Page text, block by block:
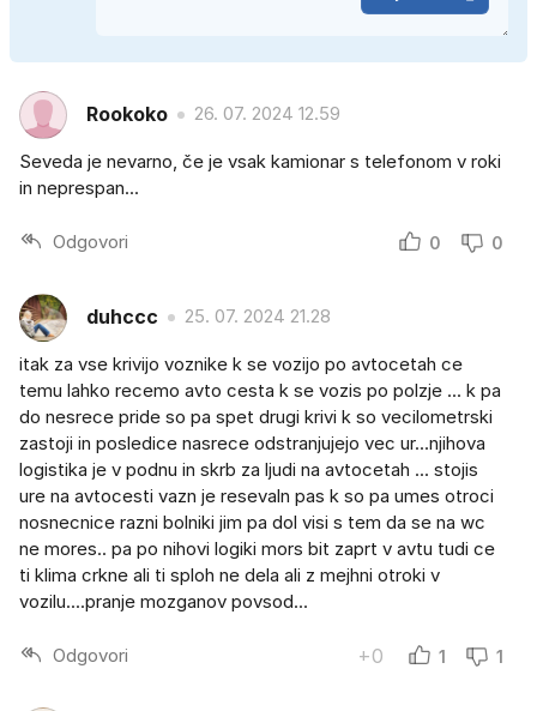
Rookoko 26. 07. 2024 12.59
Seveda je nevarno, če je vsak kamionar s telefonom v roki
in neprespan...
Odgovori 0 0
duhccc 25. 07. 2024 21.28
itak za vse krivijo voznike k se vozijo po avtocetah ce
temu lahko recemo avto cesta k se vozis po polzje ... k pa
do nesrece pride so pa spet drugi krivi k so vecilometrski
zastoji in posledice nasrece odstranjujejo vec ur...njihova
logistika je v podnu in skrb za ljudi na avtocetah ... stojis
ure na avtocesti vazn je resevaln pas k so pa umes otroci
nosnecnice razni bolniki jim pa dol visi s tem da se na wc
ne mores.. pa po nihovi logiki mors bit zaprt v avtu tudi ce
ti klima crkne ali ti sploh ne dela ali z mejhni otroki v
vozilu....pranje mozganov povsod...
Odgovori +0 1 1